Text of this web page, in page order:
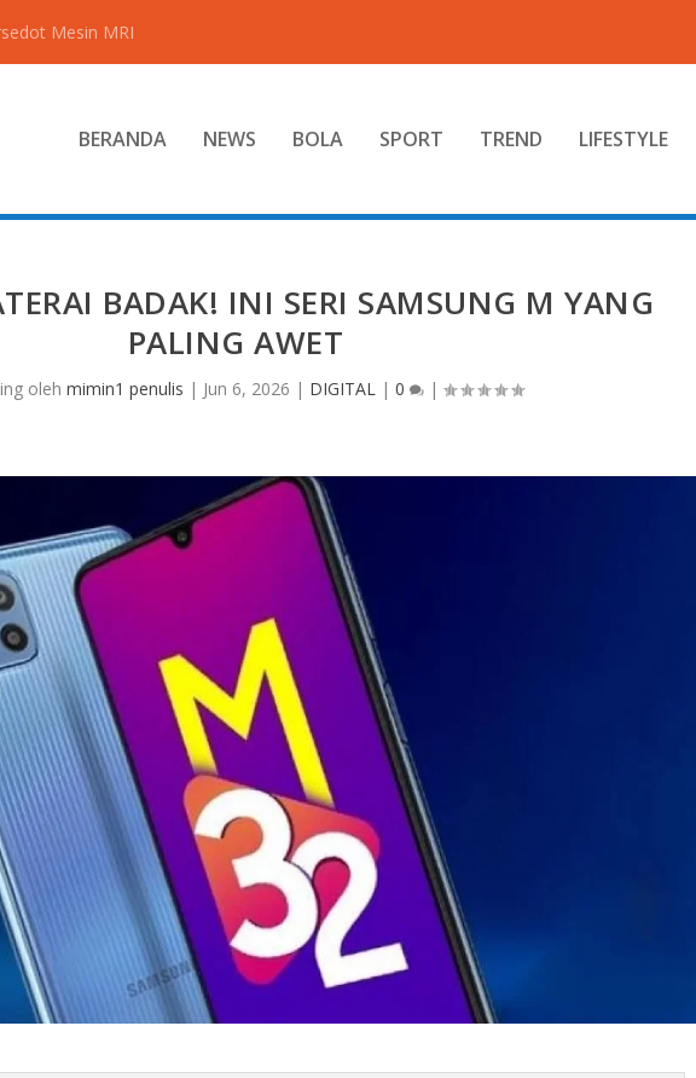
Mesin MRI
BERANDA NEWS BOLA SPORT TREND LIFESTYLE
BADAK! INI SERI SAMSUNG M YANG
PALING AWET
oleh mimin1 penulis | Jun 6, 2026 | DIGITAL| 0 |